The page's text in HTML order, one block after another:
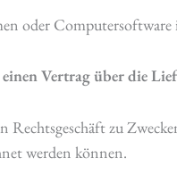
oder Computersoftware
Vertrag über die
Rechtsgeschäft zu
werden können.